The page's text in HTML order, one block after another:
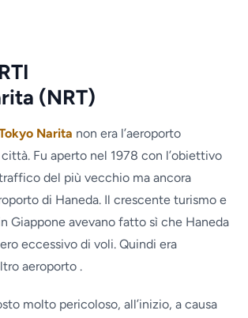
(NRT)
Narita non era l’aeroporto
Fu aperto nel 1978 con l’obiettivo
del più vecchio ma ancora
di Haneda. Il crescente turismo e
Giappone avevano fatto sì che Haneda
eccessivo di voli. Quindi era
aeroporto .
molto pericoloso, all’inizio, a causa